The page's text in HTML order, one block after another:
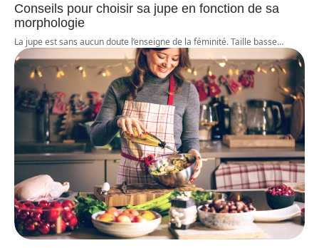
Conseils pour choisir sa jupe en fonction de sa
morphologie
La jupe est sans aucun doute l’enseigne de la féminité. Taille basse…